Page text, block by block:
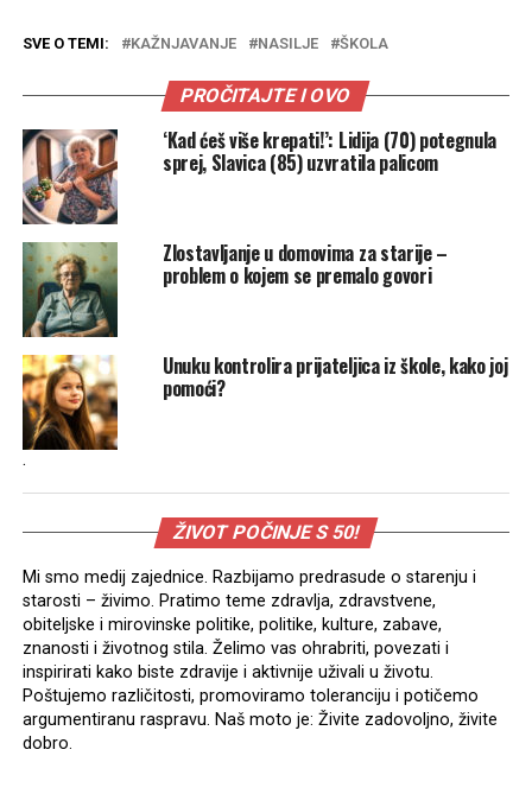
SVE O TEMI: KAŽNJAVANJE NASILJE ŠKOLA
PROČITAJTE I OVO
‘Kad ćeš više krepati!’: Lidija (70) potegnula
sprej, Slavica (85) uzvratila palicom
Zlostavljanje u domovima za starije –
problem o kojem se premalo govori
Unuku kontrolira prijateljica iz škole, kako joj
pomoći?
.
ŽIVOT POČINJE S 50!
Mi smo medij zajednice. Razbijamo predrasude o starenju i
starosti – živimo. Pratimo teme zdravlja, zdravstvene,
obiteljske i mirovinske politike, politike, kulture, zabave,
znanosti i životnog stila. Želimo vas ohrabriti, povezati i
inspirirati kako biste zdravije i aktivnije uživali u životu.
Poštujemo različitosti, promoviramo toleranciju i potičemo
argumentiranu raspravu. Naš moto je: Živite zadovoljno, živite
dobro.